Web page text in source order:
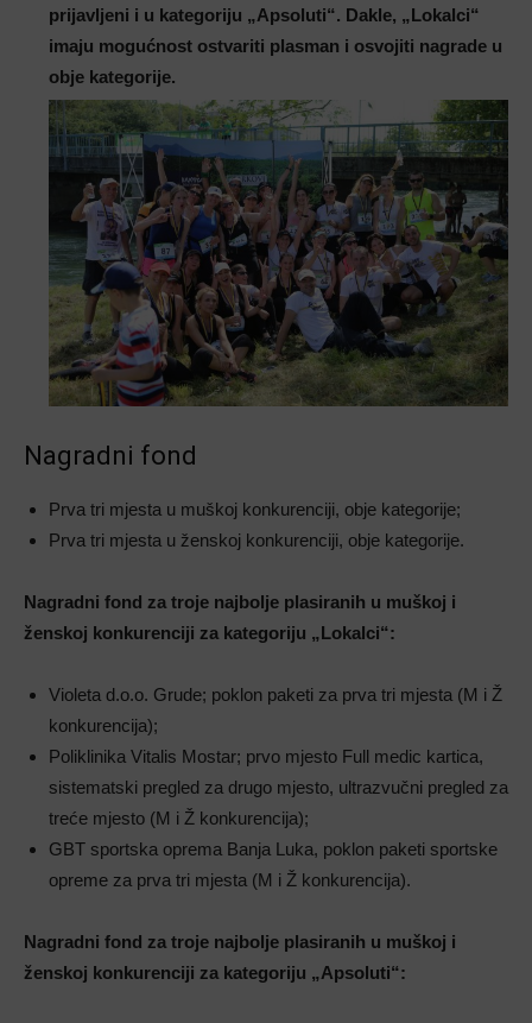
prijavljeni i u kategoriju „Apsoluti“. Dakle, „Lokalci“
imaju mogućnost ostvariti plasman i osvojiti nagrade u
obje kategorije.
Nagradni fond
Prva tri mjesta u muškoj konkurenciji, obje kategorije;
Prva tri mjesta u ženskoj konkurenciji, obje kategorije.
Nagradni fond za troje najbolje plasiranih u muškoj i
ženskoj konkurenciji za kategoriju „Lokalci“:
Violeta d.o.o. Grude; poklon paketi za prva tri mjesta (M i Ž
konkurencija);
Poliklinika Vitalis Mostar; prvo mjesto Full medic kartica,
sistematski pregled za drugo mjesto, ultrazvučni pregled za
treće mjesto (M i Ž konkurencija);
GBT sportska oprema Banja Luka, poklon paketi sportske
opreme za prva tri mjesta (M i Ž konkurencija).
Nagradni fond za troje najbolje plasiranih u muškoj i
ženskoj konkurenciji za kategoriju „Apsoluti“: